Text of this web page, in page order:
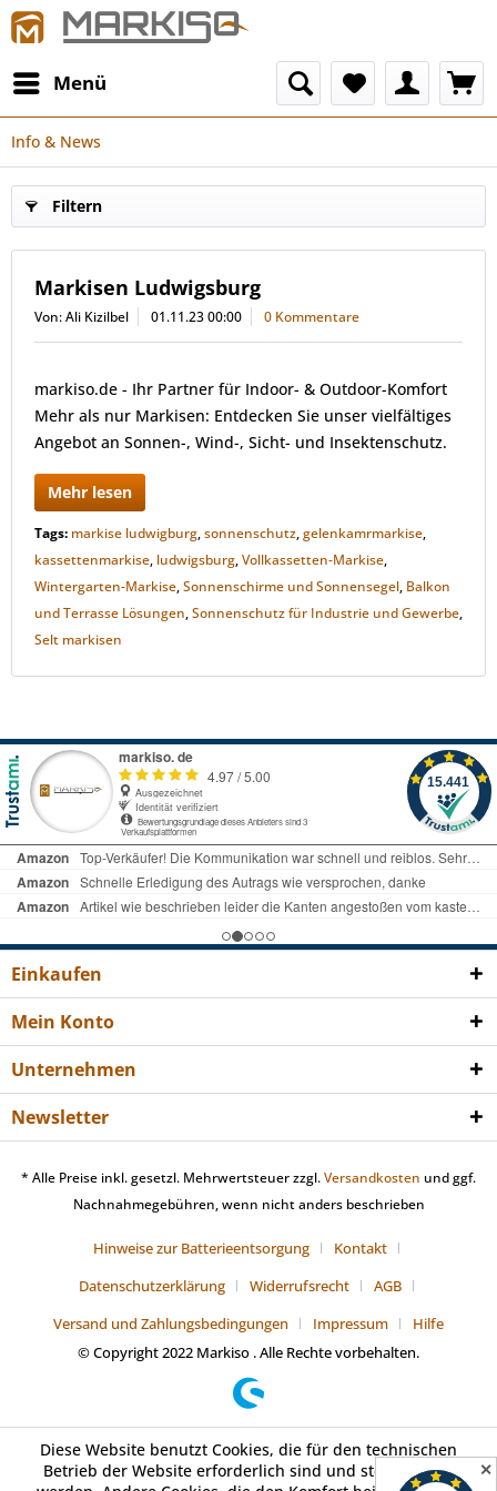
Menü
Info & News
Filtern
Markisen Ludwigsburg
Von: Ali Kizilbel 01.11.23 00:00 0 Kommentare
markiso.de - Ihr Partner für Indoor- & Outdoor-Komfort
Mehr als nur Markisen: Entdecken Sie unser vielfältiges
Angebot an Sonnen-, Wind-, Sicht- und Insektenschutz.
Mehr lesen
Tags: markise ludwigburg,sonnenschutz,gelenkamrmarkise,
kassettenmarkise, ludwigsburg,Vollkassetten-Markise,
Wintergarten-Markise,Sonnenschirme und Sonnensegel, Balkon
und Terrasse Lösungen,Sonnenschutz für Industrie und Gewerbe,
Selt markisen
✕
Einkaufen
Mein Konto
Unternehmen
Newsletter
* Alle Preise inkl. gesetzl. Mehrwertsteuer zzgl.Versandkosten und ggf.
Nachnahmegebühren, wenn nicht anders beschrieben
Hinweise zur Batterieentsorgung
Kontakt
Datenschutzerklärung
Widerrufsrecht
AGB
Versand und Zahlungsbedingungen
Impressum
Hilfe
© Copyright 2022 Markiso . Alle Rechte vorbehalten.
Diese Website benutzt Cookies, die für den technischen
Betrieb der Website erforderlich sind und stets gesetzt